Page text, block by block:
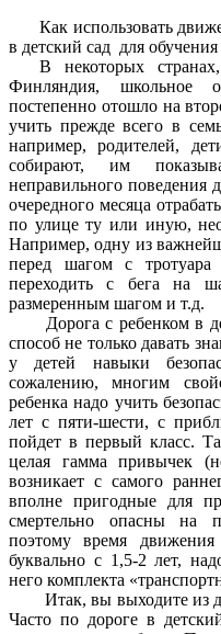
Как использовать
в детский сад для обучения
В некоторых
Финляндия, школьное
постепенно отошло на
учить прежде всего в
например, родителей,
собирают, им
неправильного поведения
очередного месяца
по улице ту или иную,
Например, одну из
перед шагом с
переходить с бега на
размеренным шагом и т.д.
Дорога с ребенком в
способ не только давать
у детей навыки
сожалению, многим
ребенка надо учить
лет с пяти-шести, с
пойдет в первый класс.
целая гамма привычек
возникает с самого
вполне пригодные для
смертельно опасны на
поэтому время
буквально с 1,5-2 лет,
него комплекта
Итак, вы выходите из
Часто по дороге в